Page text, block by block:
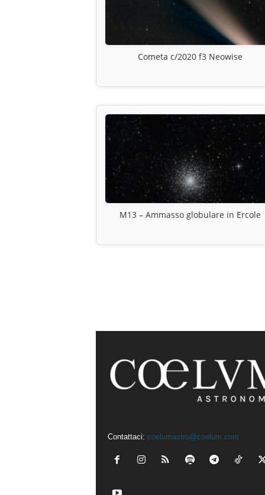
Cometa c/2020 f3 Neowise
M13 – Ammasso globulare in Ercole
Contattaci: coelumastro@coelum.com